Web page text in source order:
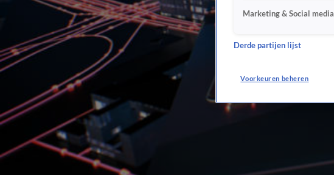
Marketing & Social media
Derde partijen lijst
Voorkeuren beheren